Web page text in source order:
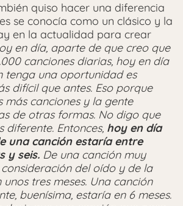
quiso hacer una diferencia
se conocía como un clásico y la
en la actualidad para crear
en día, aparte de que creo que
canciones diarias, hoy en día
tenga una oportunidad es
difícil que antes. Eso porque
más canciones y la gente
de otras formas. No digo que
diferente. Entonces, hoy en día
una canción estaría entre
y seis. De una canción muy
del oído y de la
tres meses. Una canción
buenísima, estaría en 6 meses.